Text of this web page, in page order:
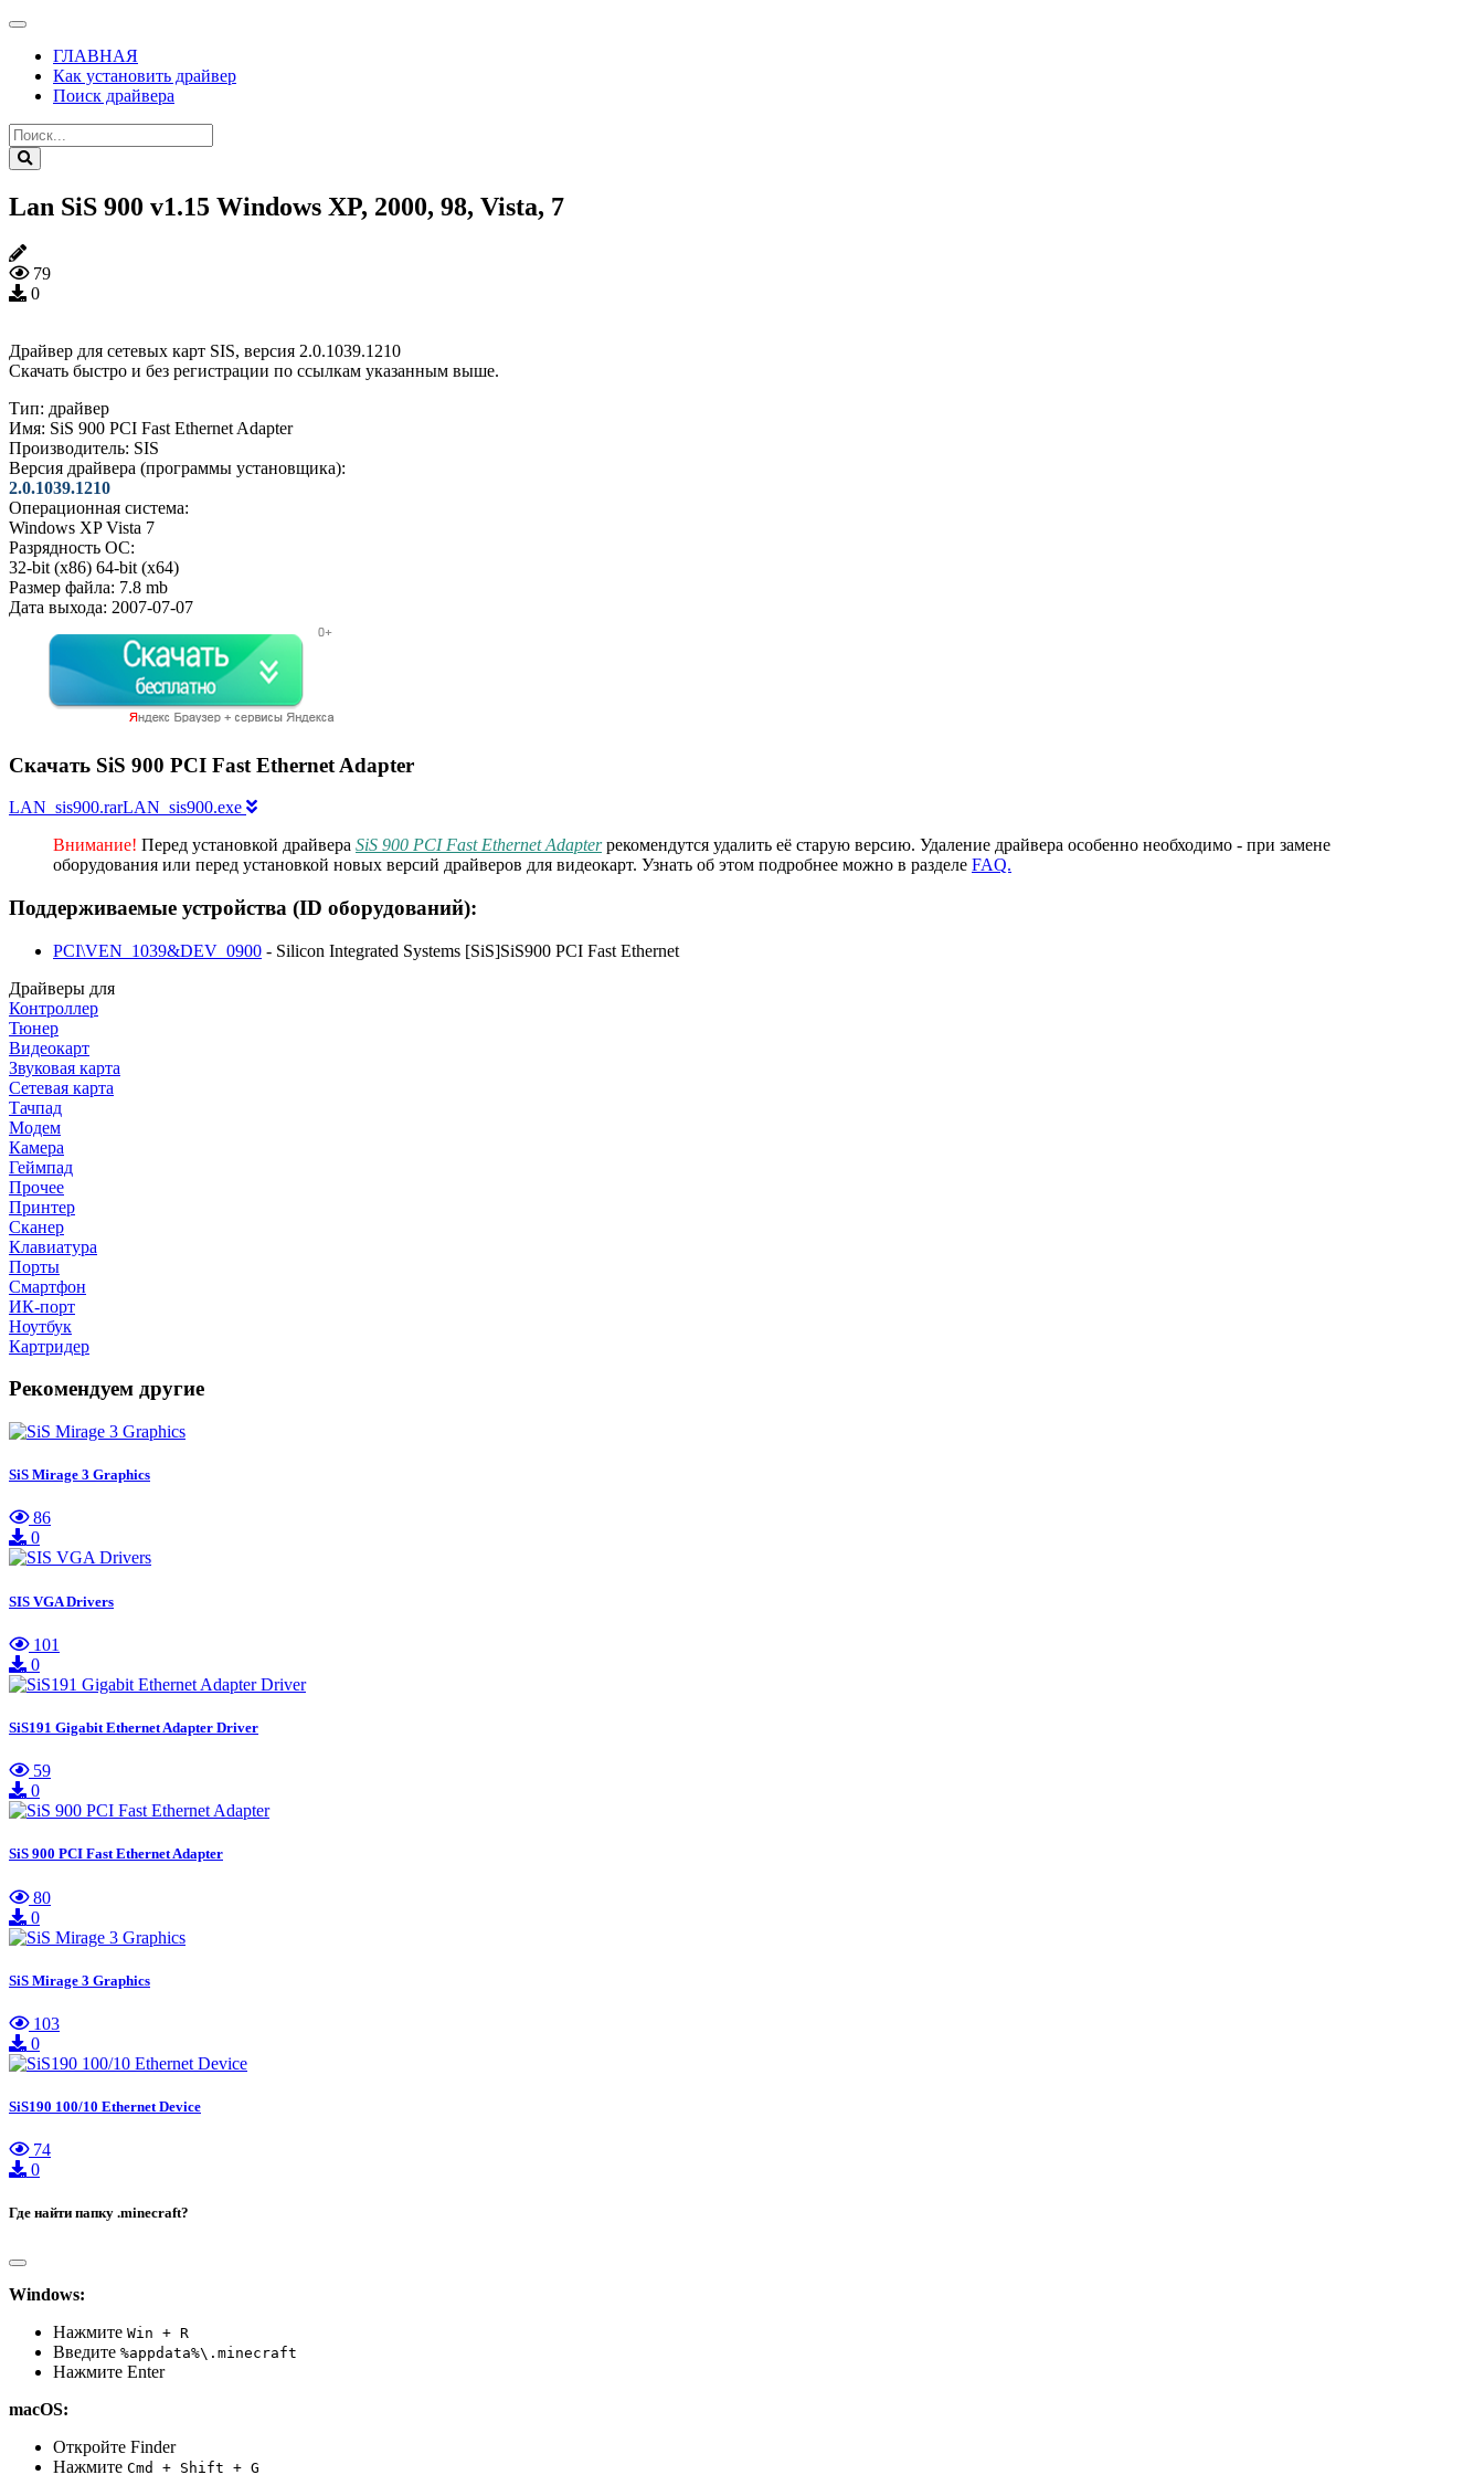
ГЛАВНАЯ
Как установить драйвер
Поиск драйвера
Lan SiS 900 v1.15 Windows XP, 2000, 98, Vista, 7
79
0
Драйвер для сетевых карт SIS, версия 2.0.1039.1210
Скачать быстро и без регистрации по ссылкам указанным выше.
Тип: драйвер
Имя: SiS 900 PCI Fast Ethernet Adapter
Производитель: SIS
Версия драйвера (программы установщика):
2.0.1039.1210
Операционная система:
Windows XPVista 7
Разрядность ОС:
32-bit (x86) 64-bit (x64)
Размер файла: 7.8 mb
Дата выхода: 2007-07-07
Скачать SiS 900 PCI Fast Ethernet Adapter
LAN_sis900.rarLAN_sis900.exe
Внимание! Перед установкой драйвера SiS 900 PCI Fast Ethernet Adapterрекомендутся удалить её старую версию. Удаление драйвера особенно необходимо - при замене
оборудования или перед установкой новых версий драйверов для видеокарт. Узнать об этом подробнее можно в разделе FAQ.
Поддерживаемые устройства (ID оборудований):
PCI\VEN_1039&DEV_0900 - Silicon Integrated Systems [SiS]SiS900 PCI Fast Ethernet
Драйверы для
Контроллер
Тюнер
Видеокарт
Звуковая карта
Сетевая карта
Тачпад
Модем
Камера
Геймпад
Прочее
Принтер
Сканер
Клавиатура
Порты
Смартфон
ИК-порт
Ноутбук
Картридер
Рекомендуем другие
SiS Mirage 3 Graphics
86
0
SIS VGA Drivers
101
0
SiS191 Gigabit Ethernet Adapter Driver
59
0
SiS 900 PCI Fast Ethernet Adapter
80
0
SiS Mirage 3 Graphics
103
0
SiS190 100/10 Ethernet Device
74
0
Где найти папку .minecraft?
Windows:
Нажмите Win + R
Введите %appdata%\.minecraft
Нажмите Enter
macOS:
Откройте Finder
Нажмите Cmd + Shift + G